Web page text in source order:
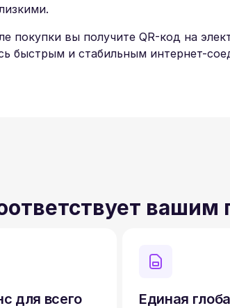
покупки вы получите QR-код на
быстрым и стабильным интернет-
вашим
для всего Единая